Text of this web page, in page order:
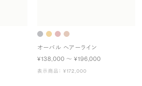
オーバル ヘアーライン
¥138,000 〜 ¥196,000
表示商品： ¥172,000